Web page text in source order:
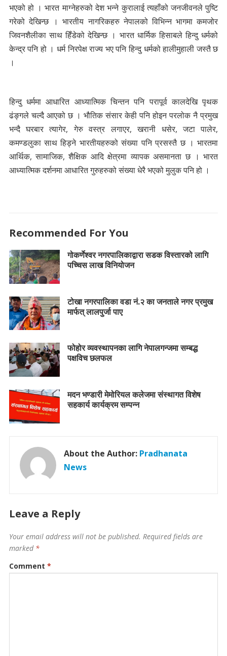
भएको हो । भारत माग्नेहरुको देश भन्ने कुरालाई त्यहाँको जनजीवनले पुष्टि
गरेको देखिन्छ । भारतीय नागरिकहरु नेपालको विभिन्न भागमा कमजोर
जिवनशैलीका साथ हिँडेको देखिन्छ । भारत धार्मिक हिसाबले हिन्दु धर्मको
केन्द्र पनि हो । धर्म निरपेक्ष राज्य भए पनि हिन्दु धर्मको हालीमुहाली जस्तै छ
।
हिन्दु धर्ममा आधारित आध्यात्मिक चिन्तन पनि परापूर्व कालदेखि पृथक
ढंङ्गले चल्दै आएको छ । भौतिक संसार केही पनि होइन परलोक नै प्रमुख
भन्दै घरबार त्यागेर, गेरु वस्त्र लगाएर, खरानी धसेर, जटा पालेर,
कमण्डलुका साथ हिड्ने भारतीयहरुको संख्या पनि प्रसस्तै छ । भारतमा
आर्थिक, सामाजिक, शैक्षिक आदि क्षेत्रमा व्यापक असमानता छ । भारत
आध्यात्मिक दर्शनमा आधारित गुरुहरुको संख्या धेरै भएको मुलुक पनि हो ।
Recommended For You
गोकर्णेश्वर नगरपालिकाद्वारा सडक विस्तारको लागि
पच्चिस लाख विनियोजन
टोखा नगरपालिका वडा नं.२ का जनताले नगर प्रमुख
मार्फत् लालपुर्जा पाए
फोहोर व्यवस्थापनका लागि नेपालगन्जमा सम्बद्ध
पक्षविच छलफल
मदन भण्डारी मेमोरियल कलेजमा संस्थागत विशेष
सहकार्य कार्यक्रम सम्पन्न
About the Author: Pradhanata
News
Leave a Reply
Your email address will not be published. Required fields are
marked *
Comment *